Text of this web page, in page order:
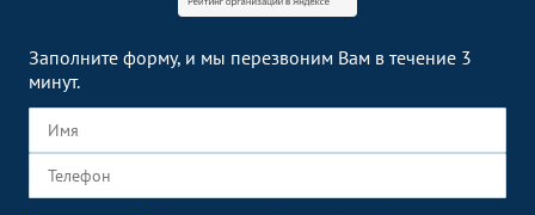
Заполните форму, и мы перезвоним Вам в течение 3
минут.